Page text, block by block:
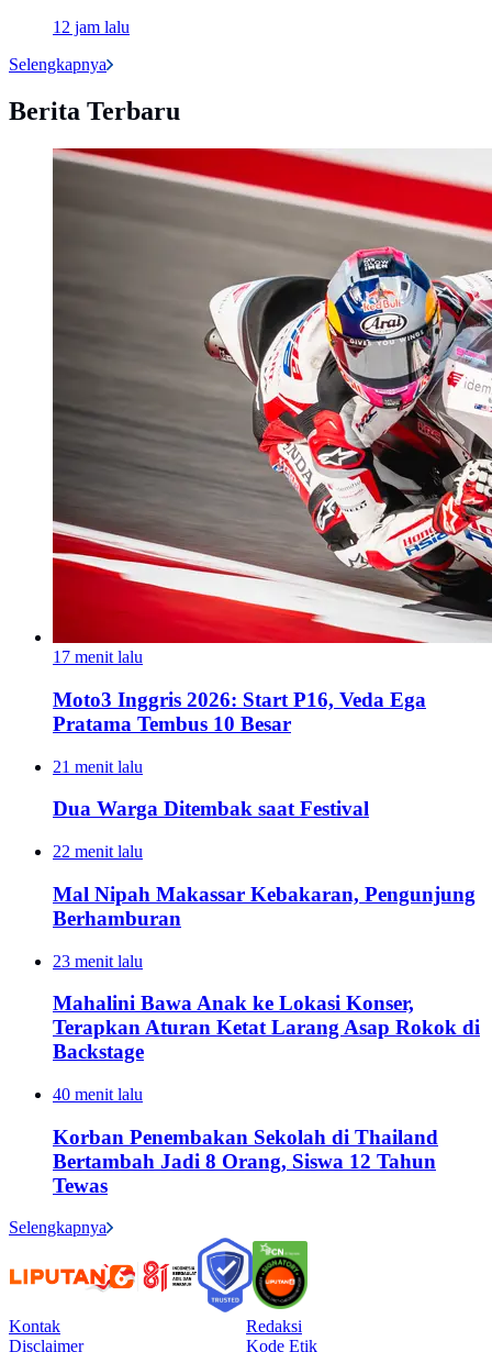
12 jam lalu
Selengkapnya
Berita Terbaru
17 menit lalu
Moto3 Inggris 2026: Start P16, Veda Ega
Pratama Tembus 10 Besar
21 menit lalu
Dua Warga Ditembak saat Festival
22 menit lalu
Mal Nipah Makassar Kebakaran, Pengunjung
Berhamburan
23 menit lalu
Mahalini Bawa Anak ke Lokasi Konser,
Terapkan Aturan Ketat Larang Asap Rokok di
Backstage
40 menit lalu
Korban Penembakan Sekolah di Thailand
Bertambah Jadi 8 Orang, Siswa 12 Tahun
Tewas
Selengkapnya
Kontak
Redaksi
Disclaimer
Kode Etik